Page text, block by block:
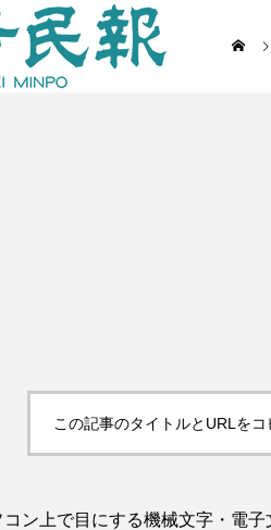
この記事のタイトルとURLをコ
コン上で目にする機械文字・電